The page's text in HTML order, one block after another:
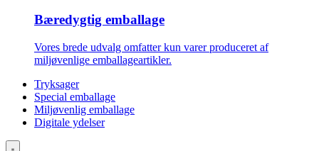
Bæredygtig emballage
Vores brede udvalg omfatter kun varer produceret af
miljøvenlige emballageartikler.
Tryksager
Special emballage
Miljøvenlig emballage
Digitale ydelser